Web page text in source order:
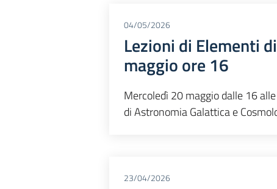
04/05/2026
Lezioni di Elementi
maggio ore 16
Mercoledì 20 maggio dalle 16
di Astronomia Galattica e
23/04/2026